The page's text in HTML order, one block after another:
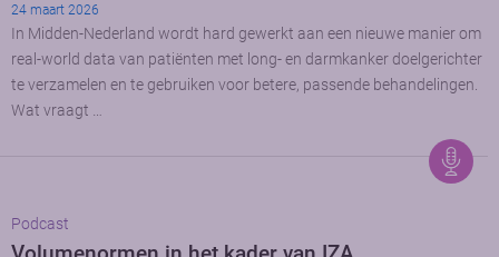
24 maart 2026
In Midden-Nederland wordt hard gewerkt aan een nieuwe manier om
real-world data van patiënten met long- en darmkanker doelgerichter
te verzamelen en te gebruiken voor betere, passende behandelingen.
Wat vraagt …
Podcast